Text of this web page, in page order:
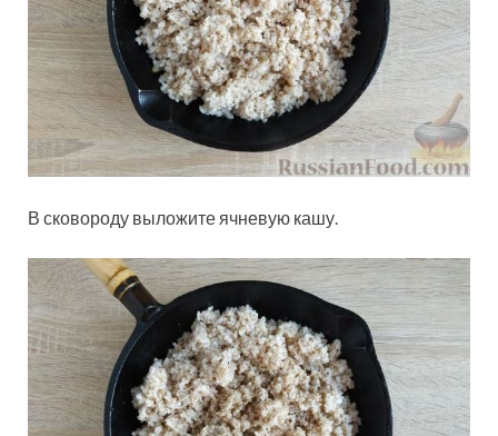
В сковороду выложите ячневую кашу.